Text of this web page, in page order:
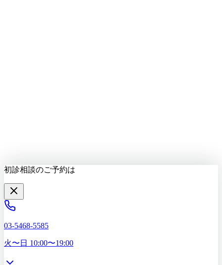
初診相談を予約する
初診相談のご予約は